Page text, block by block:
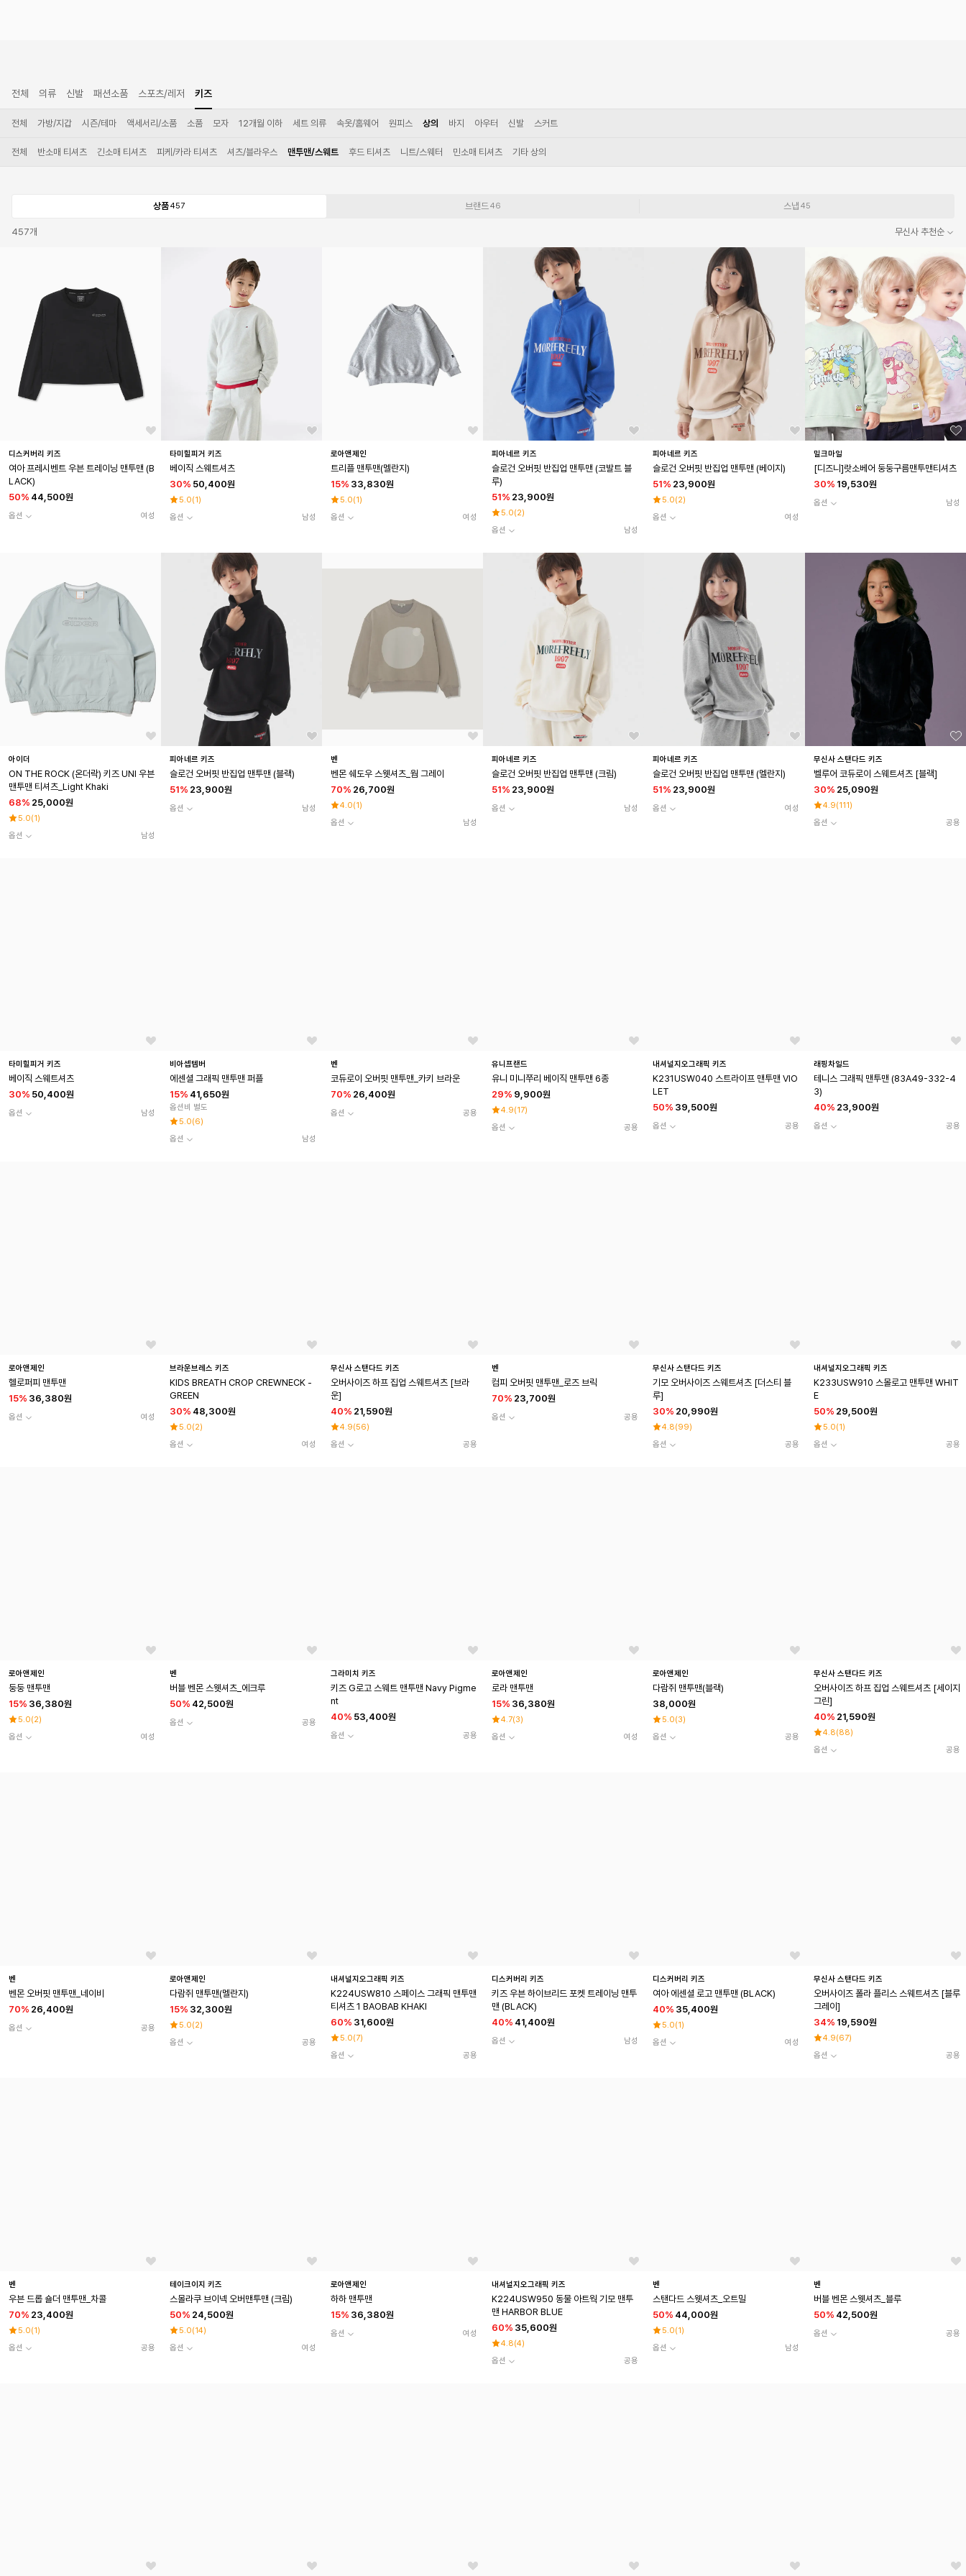
전체 의류 신발 패션소품 스포츠/레저 키즈
전체 가방/지갑 시즌/테마 액세서리/소품 소품 모자 12개월 이하 세트 의류 속옷/홈웨어 원피스 상의 바지 아우터 신발 스커트
전체 반소매 티셔츠 긴소매 티셔츠 피케/카라 티셔츠 셔츠/블라우스 맨투맨/스웨트 후드 티셔츠 니트/스웨터 민소매 티셔츠 기타 상의
상품457 브랜드46 스냅 45
457개 무신사 추천순
디스커버리 키즈
여아 프레시벤트 우븐 트레이닝 맨투맨 (B
LACK)
50% 44,500원
옵션 여성
타미힐피거 키즈
베이직 스웨트셔츠
30% 50,400원
5.0(1)
옵션
남성
로아앤제인
트리플 맨투맨(멜란지)
15% 33,830원
5.0(1)
옵션
여성
피아네르 키즈
슬로건 오버핏 반집업 맨투맨 (코발트 블
루)
51% 23,900원
5.0(2)
옵션
남성
피아네르 키즈
슬로건 오버핏 반집업 맨투맨 (베이지)
51% 23,900원
5.0(2)
옵션
여성
밀크마일
[디즈니]랏소베어 둥둥구름맨투맨티셔츠
30% 19,530원
옵션 남성
아이더
ON THE ROCK (온더락) 키즈 UNI 우븐
맨투맨 티셔츠_Light Khaki
68% 25,000원
5.0(1)
옵션
남성
피아네르 키즈
슬로건 오버핏 반집업 맨투맨 (블랙)
51% 23,900원
옵션 남성
벤
벤몬 쉐도우 스웻셔츠_웜 그레이
70% 26,700원
4.0(1)
옵션
남성
피아네르 키즈
슬로건 오버핏 반집업 맨투맨 (크림)
51% 23,900원
옵션 남성
피아네르 키즈
슬로건 오버핏 반집업 맨투맨 (멜란지)
51% 23,900원
옵션 여성
무신사 스탠다드 키즈
벨루어 코듀로이 스웨트셔츠 [블랙]
30% 25,090원
4.9(111)
옵션
공용
타미힐피거 키즈
베이직 스웨트셔츠
30% 50,400원
옵션 남성
비아셉템버
에센셜 그래픽 맨투맨 퍼플
15% 41,650원
옵션비 별도
5.0(6)
옵션
남성
벤
코듀로이 오버핏 맨투맨_카키 브라운
70% 26,400원
옵션 공용
유니프랜드
유니 미니쭈리 베이직 맨투맨 6종
29% 9,900원
4.9(17)
옵션
공용
내셔널지오그래픽 키즈
K231USW040 스트라이프 맨투맨 VIO
LET
50% 39,500원
옵션 공용
래핑차일드
테니스 그래픽 맨투맨 (83A49-332-4
3)
40% 23,900원
옵션 공용
로아앤제인
헬로퍼피 맨투맨
15% 36,380원
옵션 여성
브라운브레스 키즈
KIDS BREATH CROP CREWNECK -
GREEN
30% 48,300원
5.0(2)
옵션
여성
무신사 스탠다드 키즈
오버사이즈 하프 집업 스웨트셔츠 [브라
운]
40% 21,590원
4.9(56)
옵션
공용
벤
컴피 오버핏 맨투맨_로즈 브릭
70% 23,700원
옵션 공용
무신사 스탠다드 키즈
기모 오버사이즈 스웨트셔츠 [더스티 블
루]
30% 20,990원
4.8(99)
옵션
공용
내셔널지오그래픽 키즈
K233USW910 스몰로고 맨투맨 WHIT
E
50% 29,500원
5.0(1 )
옵션
공용
로아앤제인
둥둥 맨투맨
15% 36,380원
5.0(2)
옵션
여성
벤
버블 벤몬 스웻셔츠_에크루
50% 42,500원
옵션 공용
그라미치 키즈
키즈 G로고 스웨트 맨투맨 Navy Pigme
nt
40% 53,400원
옵션 공용
로아앤제인
로라 맨투맨
15% 36,380원
4.7(3)
옵션
여성
로아앤제인
다람쥐 맨투맨(블랙)
38,000원
5.0(3)
옵션
공용
무신사 스탠다드 키즈
오버사이즈 하프 집업 스웨트셔츠 [세이지
그린]
40% 21,590원
4.8(88)
옵션
공용
벤
벤몬 오버핏 맨투맨_네이비
70% 26,400원
옵션 공용
로아앤제인
다람쥐 맨투맨(멜란지)
15% 32,300원
5.0(2)
옵션
공용
내셔널지오그래픽 키즈
K224USW810 스페이스 그래픽 맨투맨
티셔츠 1 BAOBAB KHAKI
60% 31,600원
5.0(7)
옵션
공용
디스커버리 키즈
키즈 우븐 하이브리드 포켓 트레이닝 맨투
맨 (BLACK)
40% 41,400원
옵션 남성
디스커버리 키즈
여아 에센셜 로고 맨투맨 (BLACK)
40% 35,400원
5.0(1)
옵션
여성
무신사 스탠다드 키즈
오버사이즈 폴라 플리스 스웨트셔츠 [블루
그레이]
34% 19,590원
4.9(67)
옵션
공용
벤
우븐 드롭 숄더 맨투맨_차콜
70% 23,400원
5.0(1)
옵션
공용
테이크이지 키즈
스몰라쿠 브이넥 오버맨투맨 (크림)
50% 24,500원
5.0(14)
옵션
여성
로아앤제인
하하 맨투맨
15% 36,380원
옵션 여성
내셔널지오그래픽 키즈
K224USW950 동물 아트웍 기모 맨투
맨 HARBOR BLUE
60% 35,600원
4.8(4)
옵션
공용
벤
스탠다드 스웻셔츠_오트밀
50% 44,000원
5.0(1)
옵션
남성
벤
버블 벤몬 스웻셔츠_블루
50% 42,500원
옵션 공용